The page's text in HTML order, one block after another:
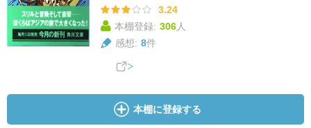
3.24
本棚登録: 306人
感想: 8件
本棚に登録する